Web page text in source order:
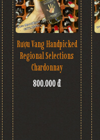
Rượu Vang Handpicked
Regional Selections
Chardonnay
800.000 đ